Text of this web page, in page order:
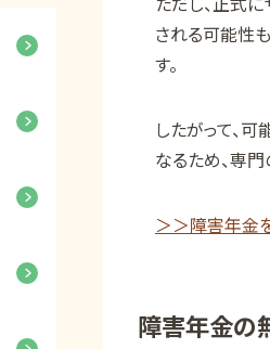
される可能性
す。
したがって、
なるため、専
＞＞障害年金
障害年金の